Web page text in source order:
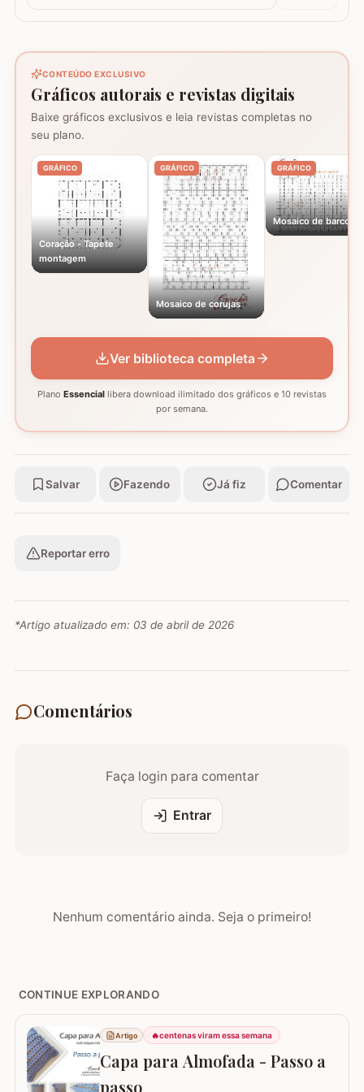
CONTEÚDO EXCLUSIVO
Gráficos autorais e revistas digitais
Baixe gráficos exclusivos e leia revistas completas no
seu plano.
GRÁFICO
Coração - Tapete
montagem
GRÁFICO
Mosaico de corujas
GRÁFICO
Mosaico de barcos
Ver biblioteca completa
Plano Essencial libera download ilimitado dos gráficos e 10 revistas
por semana.
Salvar Fazendo Já fiz Comentar
Reportar erro
*Artigo atualizado em: 03 de abril de 2026
Comentários
Faça login para comentar
Entrar
Nenhum comentário ainda. Seja o primeiro!
CONTINUE EXPLORANDO
Artigo 🔥centenas viram essa semana
Capa para Almofada - Passo a
passo